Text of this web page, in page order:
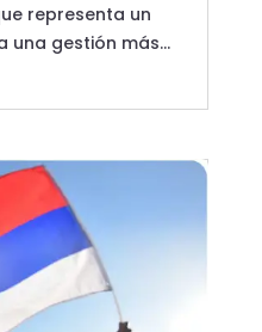
representa un
una gestión más...